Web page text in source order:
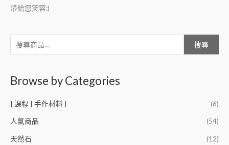
帶給您笑容:)
搜尋
Browse by Categories
| 課程 | 手作材料 | (6)
人氣商品 (54)
天然石 (12)